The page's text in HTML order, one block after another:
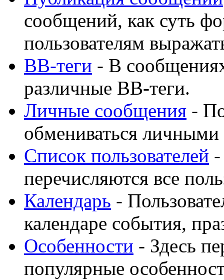
сообщений, как суть
пользователям
BB-теги - В
различные BB-теги.
Личные сообщения -
обмениваться
Список пользователей
перечисляются все
Календарь -
календаре события,
Особенности - Здесь
популярные